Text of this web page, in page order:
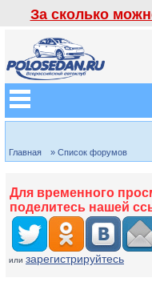
За сколько
Главная » Список форумов
Для временного
поделитесь нашей
или зарегистрируйтесь